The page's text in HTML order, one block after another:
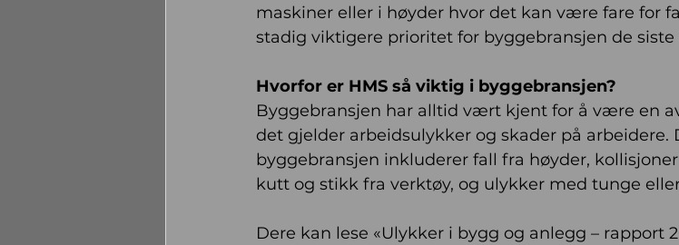
maskiner eller i høyder hvor det kan være fare for
stadig viktigere prioritet for byggebransjen de siste
Hvorfor er HMS så viktig i byggebransjen?
Byggebransjen har alltid vært kjent for å være en
det gjelder arbeidsulykker og skader på arbeidere.
byggebransjen inkluderer fall fra høyder,
kutt og stikk fra verktøy, og ulykker med tunge
Dere kan lese «Ulykker i bygg og anlegg – rapport